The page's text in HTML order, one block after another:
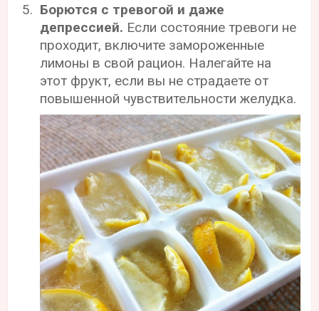
Борются с тревогой и даже
депрессией. Если состояние тревоги не
проходит, включите замороженные
лимоны в свой рацион. Налегайте на
этот фрукт, если вы не страдаете от
повышенной чувствительности желудка.